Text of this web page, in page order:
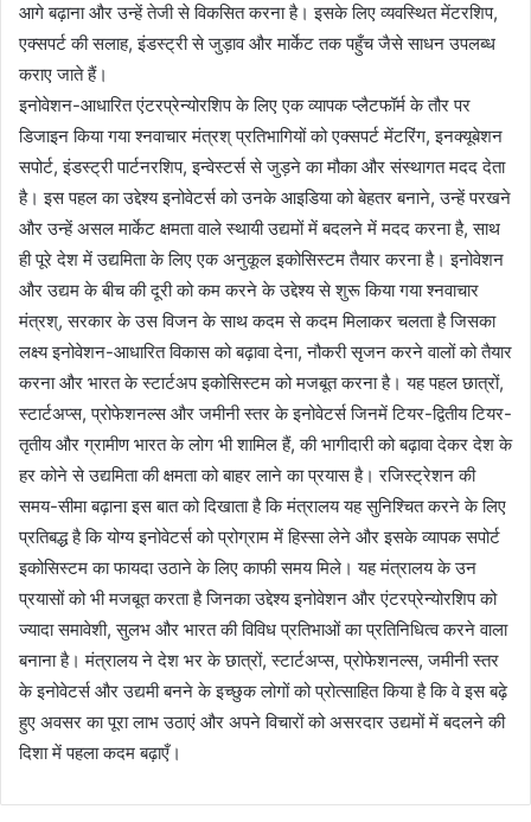
आगे बढ़ाना और उन्हें तेजी से विकसित करना है। इसके लिए व्यवस्थित मेंटरशिप,
एक्सपर्ट की सलाह, इंडस्ट्री से जुड़ाव और मार्केट तक पहुँच जैसे साधन उपलब्ध
कराए जाते हैं।
इनोवेशन-आधारित एंटरप्रेन्योरशिप के लिए एक व्यापक प्लैटफॉर्म के तौर पर
डिजाइन किया गया श्नवाचार मंत्रश् प्रतिभागियों को एक्सपर्ट मेंटरिंग, इनक्यूबेशन
सपोर्ट, इंडस्ट्री पार्टनरशिप, इन्वेस्टर्स से जुड़ने का मौका और संस्थागत मदद देता
है। इस पहल का उद्देश्य इनोवेटर्स को उनके आइडिया को बेहतर बनाने, उन्हें परखने
और उन्हें असल मार्केट क्षमता वाले स्थायी उद्यमों में बदलने में मदद करना है, साथ
ही पूरे देश में उद्यमिता के लिए एक अनुकूल इकोसिस्टम तैयार करना है। इनोवेशन
और उद्यम के बीच की दूरी को कम करने के उद्देश्य से शुरू किया गया श्नवाचार
मंत्रश्, सरकार के उस विजन के साथ कदम से कदम मिलाकर चलता है जिसका
लक्ष्य इनोवेशन-आधारित विकास को बढ़ावा देना, नौकरी सृजन करने वालों को तैयार
करना और भारत के स्टार्टअप इकोसिस्टम को मजबूत करना है। यह पहल छात्रों,
स्टार्टअप्स, प्रोफेशनल्स और जमीनी स्तर के इनोवेटर्स जिनमें टियर-द्वितीय टियर-
तृतीय और ग्रामीण भारत के लोग भी शामिल हैं, की भागीदारी को बढ़ावा देकर देश के
हर कोने से उद्यमिता की क्षमता को बाहर लाने का प्रयास है। रजिस्ट्रेशन की
समय-सीमा बढ़ाना इस बात को दिखाता है कि मंत्रालय यह सुनिश्चित करने के लिए
प्रतिबद्ध है कि योग्य इनोवेटर्स को प्रोग्राम में हिस्सा लेने और इसके व्यापक सपोर्ट
इकोसिस्टम का फायदा उठाने के लिए काफी समय मिले। यह मंत्रालय के उन
प्रयासों को भी मजबूत करता है जिनका उद्देश्य इनोवेशन और एंटरप्रेन्योरशिप को
ज्यादा समावेशी, सुलभ और भारत की विविध प्रतिभाओं का प्रतिनिधित्व करने वाला
बनाना है। मंत्रालय ने देश भर के छात्रों, स्टार्टअप्स, प्रोफेशनल्स, जमीनी स्तर
के इनोवेटर्स और उद्यमी बनने के इच्छुक लोगों को प्रोत्साहित किया है कि वे इस बढ़े
हुए अवसर का पूरा लाभ उठाएं और अपने विचारों को असरदार उद्यमों में बदलने की
दिशा में पहला कदम बढ़ाएँ।